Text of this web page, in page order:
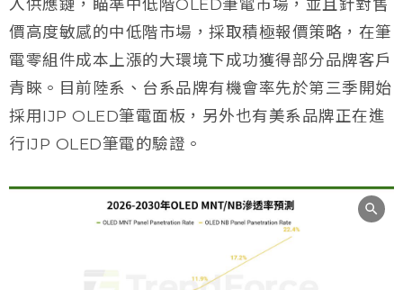
入供應鏈，瞄準中低階OLED筆電市場，並且針對售
價高度敏感的中低階市場，採取積極報價策略，在筆
電零組件成本上漲的大環境下成功獲得部分品牌客戶
青睞。目前陸系、台系品牌有機會率先於第三季開始
採用IJP OLED筆電面板，另外也有美系品牌正在進
行IJP OLED筆電的驗證。